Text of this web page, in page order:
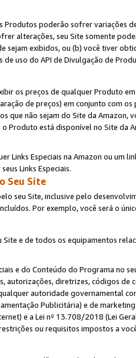
Produtos poderão sofrer variações
alterações, seu Site somente
sejam exibidos, ou (b) você tiver
de uso do API de Divulgação de
os preços de qualquer Produto
de preços) em conjunto com
que não sejam do Site da Amazon,
Produto está disponível no Site da
Links Especiais na Amazon ou um
Links Especiais.
Seu Site
seu Site, inclusive pelo
Por exemplo, você será o
Site e de todos os equipamentos
e do Conteúdo do Programa no
autorizações, diretrizes, códigos
autoridade governamental
Publicitária) e de
e a Lei nº 13.708/2018 (Lei
ou requisitos impostos a